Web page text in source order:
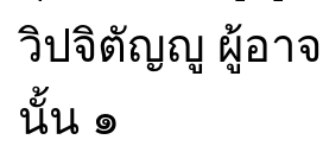
วิปจิตัญญู ผู้อา
นั้น ๑